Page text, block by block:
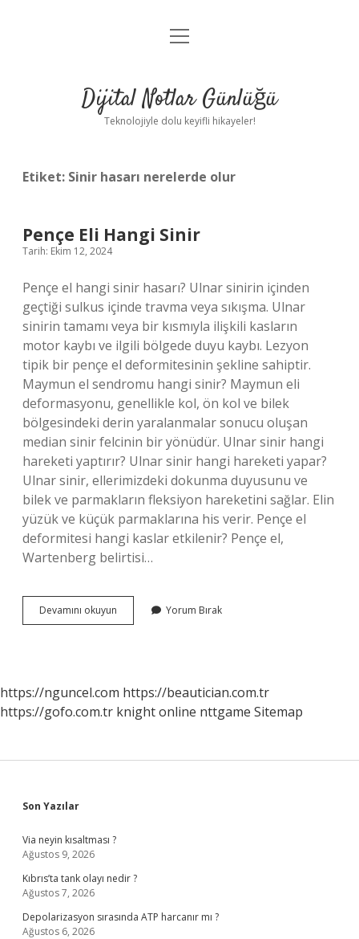
Anasayfa
Yasal Uyarı
menüyü
Dijital Notlar Günlüğü
Teknolojiyle dolu keyifli hikayeler!
Etiket: Sinir hasarı nerelerde olur
Pençe Eli Hangi Sinir
Tarih: Ekim 12, 2024
Pençe el hangi sinir hasarı? Ulnar sinirin içinden
geçtiği sulkus içinde travma veya sıkışma. Ulnar
sinirin tamamı veya bir kısmıyla ilişkili kasların
motor kaybı ve ilgili bölgede duyu kaybı. Lezyon
tipik bir pençe el deformitesinin şekline sahiptir.
Maymun el sendromu hangi sinir? Maymun eli
deformasyonu, genellikle kol, ön kol ve bilek
bölgesindeki derin yaralanmalar sonucu oluşan
median sinir felcinin bir yönüdür. Ulnar sinir hangi
hareketi yaptırır? Ulnar sinir hangi hareketi yapar?
Ulnar sinir, ellerimizdeki dokunma duyusunu ve
bilek ve parmakların fleksiyon hareketini sağlar. Elin
yüzük ve küçük parmaklarına his verir. Pençe el
deformitesi hangi kaslar etkilenir? Pençe el,
Wartenberg belirtisi…
Devamını okuyun
Eli
Yorum Bırak
https://nguncel.com https://beautician.com.tr
https://gofo.com.tr knight online nttgame Sitemap
Sidebar
Son Yazılar
Via neyin kısaltması ?
Ağustos 9, 2026
Kıbrıs’ta tank olayı nedir ?
Ağustos 7, 2026
Depolarizasyon sırasında ATP harcanır mı ?
Ağustos 6, 2026